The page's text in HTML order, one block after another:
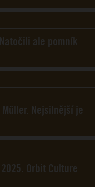
ale pomník
Nejsilnější je
Orbit Culture